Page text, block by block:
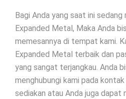
Bagi Anda yang saat ini sedang
Expanded Metal, Maka Anda
memesannya di tempat kami.
Expanded Metal terbaik dan
yang sangat terjangkau. Anda
menghubungi kami pada
sediakan atau Anda juga dapat